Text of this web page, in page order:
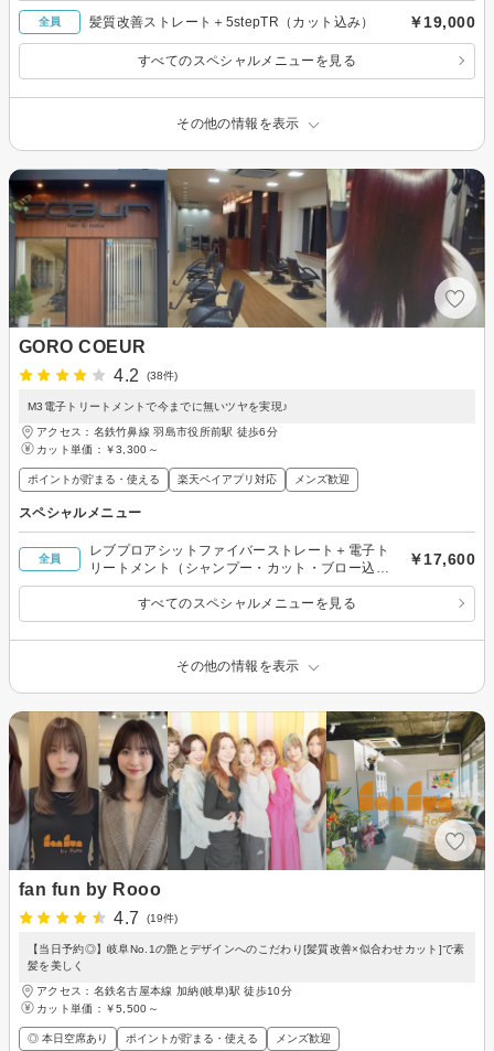
全員 髪質改善ストレート＋5stepTR（カット込み） ￥19,000
すべてのスペシャルメニューを見る
その他の情報を表示
GORO COEUR
4.2
(38件)
M3電子トリートメントで今までに無いツヤを実現♪
アクセス：名鉄竹鼻線 羽島市役所前駅 徒歩6分
カット単価： ￥3,300～
ポイントが貯まる・使える 楽天ペイアプリ対応 メンズ歓迎
スペシャルメニュー
全員
レブプロアシットファイバーストレート＋電子ト
リートメント（シャンプー・カット・ブロー込
み）
￥17,600
すべてのスペシャルメニューを見る
その他の情報を表示
fan fun by Rooo
4.7
(19件)
【当日予約◎】岐阜No.1の艶とデザインへのこだわり[髪質改善×似合わせカット]で素
髪を美しく
アクセス：名鉄名古屋本線 加納(岐阜)駅 徒歩10分
カット単価： ￥5,500～
◎ 本日空席あり ポイントが貯まる・使える メンズ歓迎